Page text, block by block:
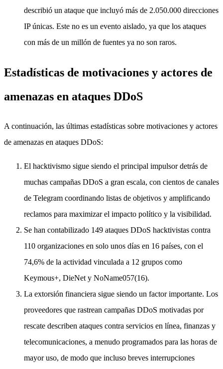
describió un ataque que incluyó más de 2.050.000 direcciones
IP únicas. Este no es un evento aislado, ya que los ataques
con más de un millón de fuentes ya no son raros.
Estadísticas de motivaciones y actores de
amenazas en ataques DDoS
A continuación, las últimas estadísticas sobre motivaciones y actores
de amenazas en ataques DDoS:
El hacktivismo sigue siendo el principal impulsor detrás de
muchas campañas DDoS a gran escala, con cientos de canales
de Telegram coordinando listas de objetivos y amplificando
reclamos para maximizar el impacto político y la visibilidad.
Se han contabilizado 149 ataques DDoS hacktivistas contra
110 organizaciones en solo unos días en 16 países, con el
74,6% de la actividad vinculada a 12 grupos como
Keymous+, DieNet y NoName057(16).
La extorsión financiera sigue siendo un factor importante. Los
proveedores que rastrean campañas DDoS motivadas por
rescate describen ataques contra servicios en línea, finanzas y
telecomunicaciones, a menudo programados para las horas de
mayor uso, de modo que incluso breves interrupciones